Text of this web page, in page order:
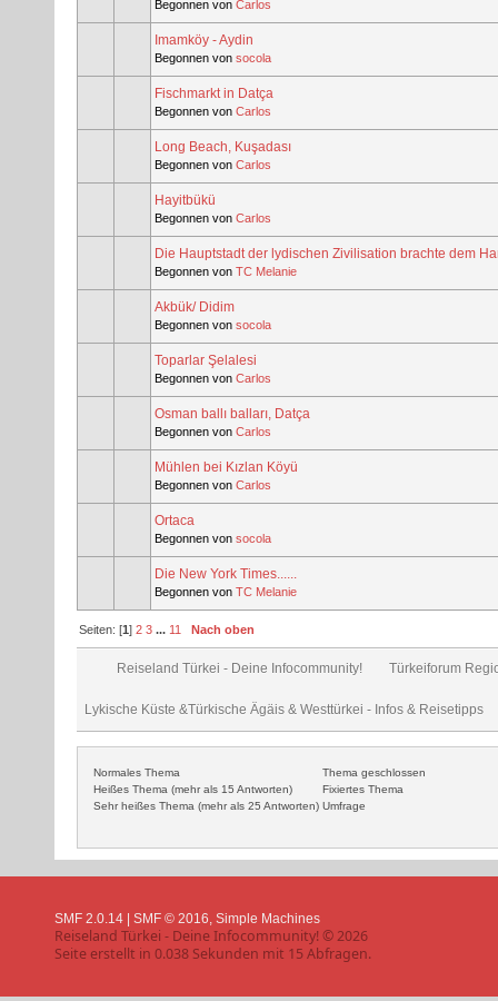
Begonnen von Carlos
Imamköy - Aydin
Begonnen von socola
Fischmarkt in Datça
Begonnen von Carlos
Long Beach, Kuşadası
Begonnen von Carlos
Hayitbükü
Begonnen von Carlos
Die Hauptstadt der lydischen Zivilisation brachte dem
Begonnen von TC Melanie
Akbük/ Didim
Begonnen von socola
Toparlar Şelalesi
Begonnen von Carlos
Osman ballı balları, Datça
Begonnen von Carlos
Mühlen bei Kızlan Köyü
Begonnen von Carlos
Ortaca
Begonnen von socola
Die New York Times......
Begonnen von TC Melanie
Seiten: [1]2 3 ... 11 Nach oben
Reiseland Türkei - Deine Infocommunity! Türkeiforum
Lykische Küste &Türkische Ägäis & Westtürkei - Infos & Reisetipps
Normales Thema
Heißes Thema (mehr als 15 Antworten)
Sehr heißes Thema (mehr als 25 Antworten)
Thema geschlossen
Fixiertes Thema
Umfrage
SMF 2.0.14 | SMF © 2016, Simple Machines
Reiseland Türkei - Deine Infocommunity! © 2026
Seite erstellt in 0.038 Sekunden mit 15 Abfragen.